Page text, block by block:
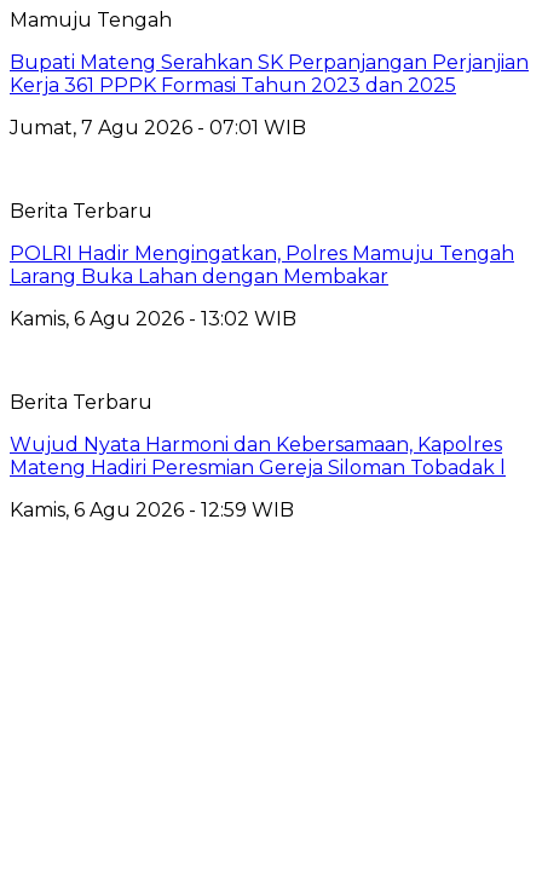
Mamuju Tengah
Bupati Mateng Serahkan SK Perpanjangan Perjanjian
Kerja 361 PPPK Formasi Tahun 2023 dan 2025
Jumat, 7 Agu 2026 - 07:01 WIB
Berita Terbaru
POLRI Hadir Mengingatkan, Polres Mamuju Tengah
Larang Buka Lahan dengan Membakar
Kamis, 6 Agu 2026 - 13:02 WIB
Berita Terbaru
Wujud Nyata Harmoni dan Kebersamaan, Kapolres
Mateng Hadiri Peresmian Gereja Siloman Tobadak l
Kamis, 6 Agu 2026 - 12:59 WIB